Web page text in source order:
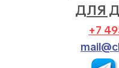
ДЛЯ
+7